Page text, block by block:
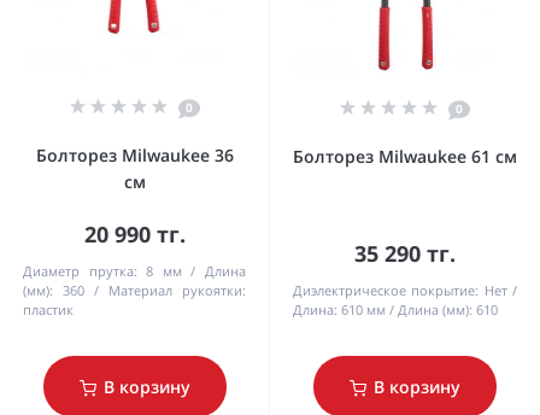
0
Болторез Milwaukee 36
см
20 990 тг.
Диаметр прутка: 8 мм
Длина
(мм): 360
Материал рукоятки:
пластик
В корзину
0
Болторез Milwaukee 61 см
35 290 тг.
Диэлектрическое покрытие: Нет
Длина: 610 мм Длина (мм): 610
В корзину